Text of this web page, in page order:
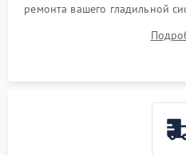
ремонта вашего гладильной